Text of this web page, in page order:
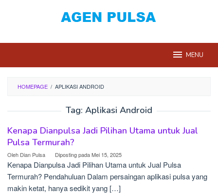
MENU
HOMEPAGE / APLIKASI ANDROID
Tag: Aplikasi Android
Kenapa Dianpulsa Jadi Pilihan Utama untuk Jual
Pulsa Termurah?
Oleh Dian Pulsa Diposting padaMei 15, 2025
Kenapa Dianpulsa Jadi Pilihan Utama untuk Jual Pulsa
Termurah? Pendahuluan Dalam persaingan aplikasi pulsa yang
makin ketat, hanya sedikit yang […]